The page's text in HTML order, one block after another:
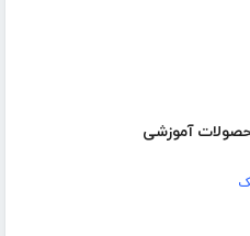
آموزشی